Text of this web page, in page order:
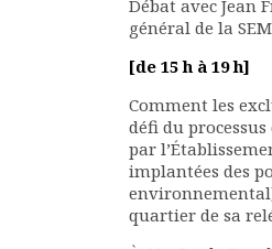
Dîners débats
Journées d’études
Concours vidéo
Nos partenaires
Evénements
Publications et rapports
Débat avec Jean
général de la
[de 15 h à 19 h]
Comment les
défi du processus
par
implantées des
quartier de sa